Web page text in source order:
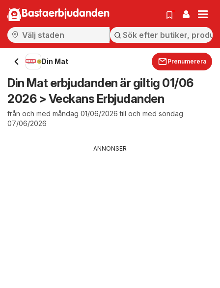
Bastaerbjudanden
Din Mat Prenumerera
Din Mat erbjudanden är giltig 01/06
2026 > Veckans Erbjudanden
från och med måndag 01/06/2026 till och med söndag
07/06/2026
ANNONSER